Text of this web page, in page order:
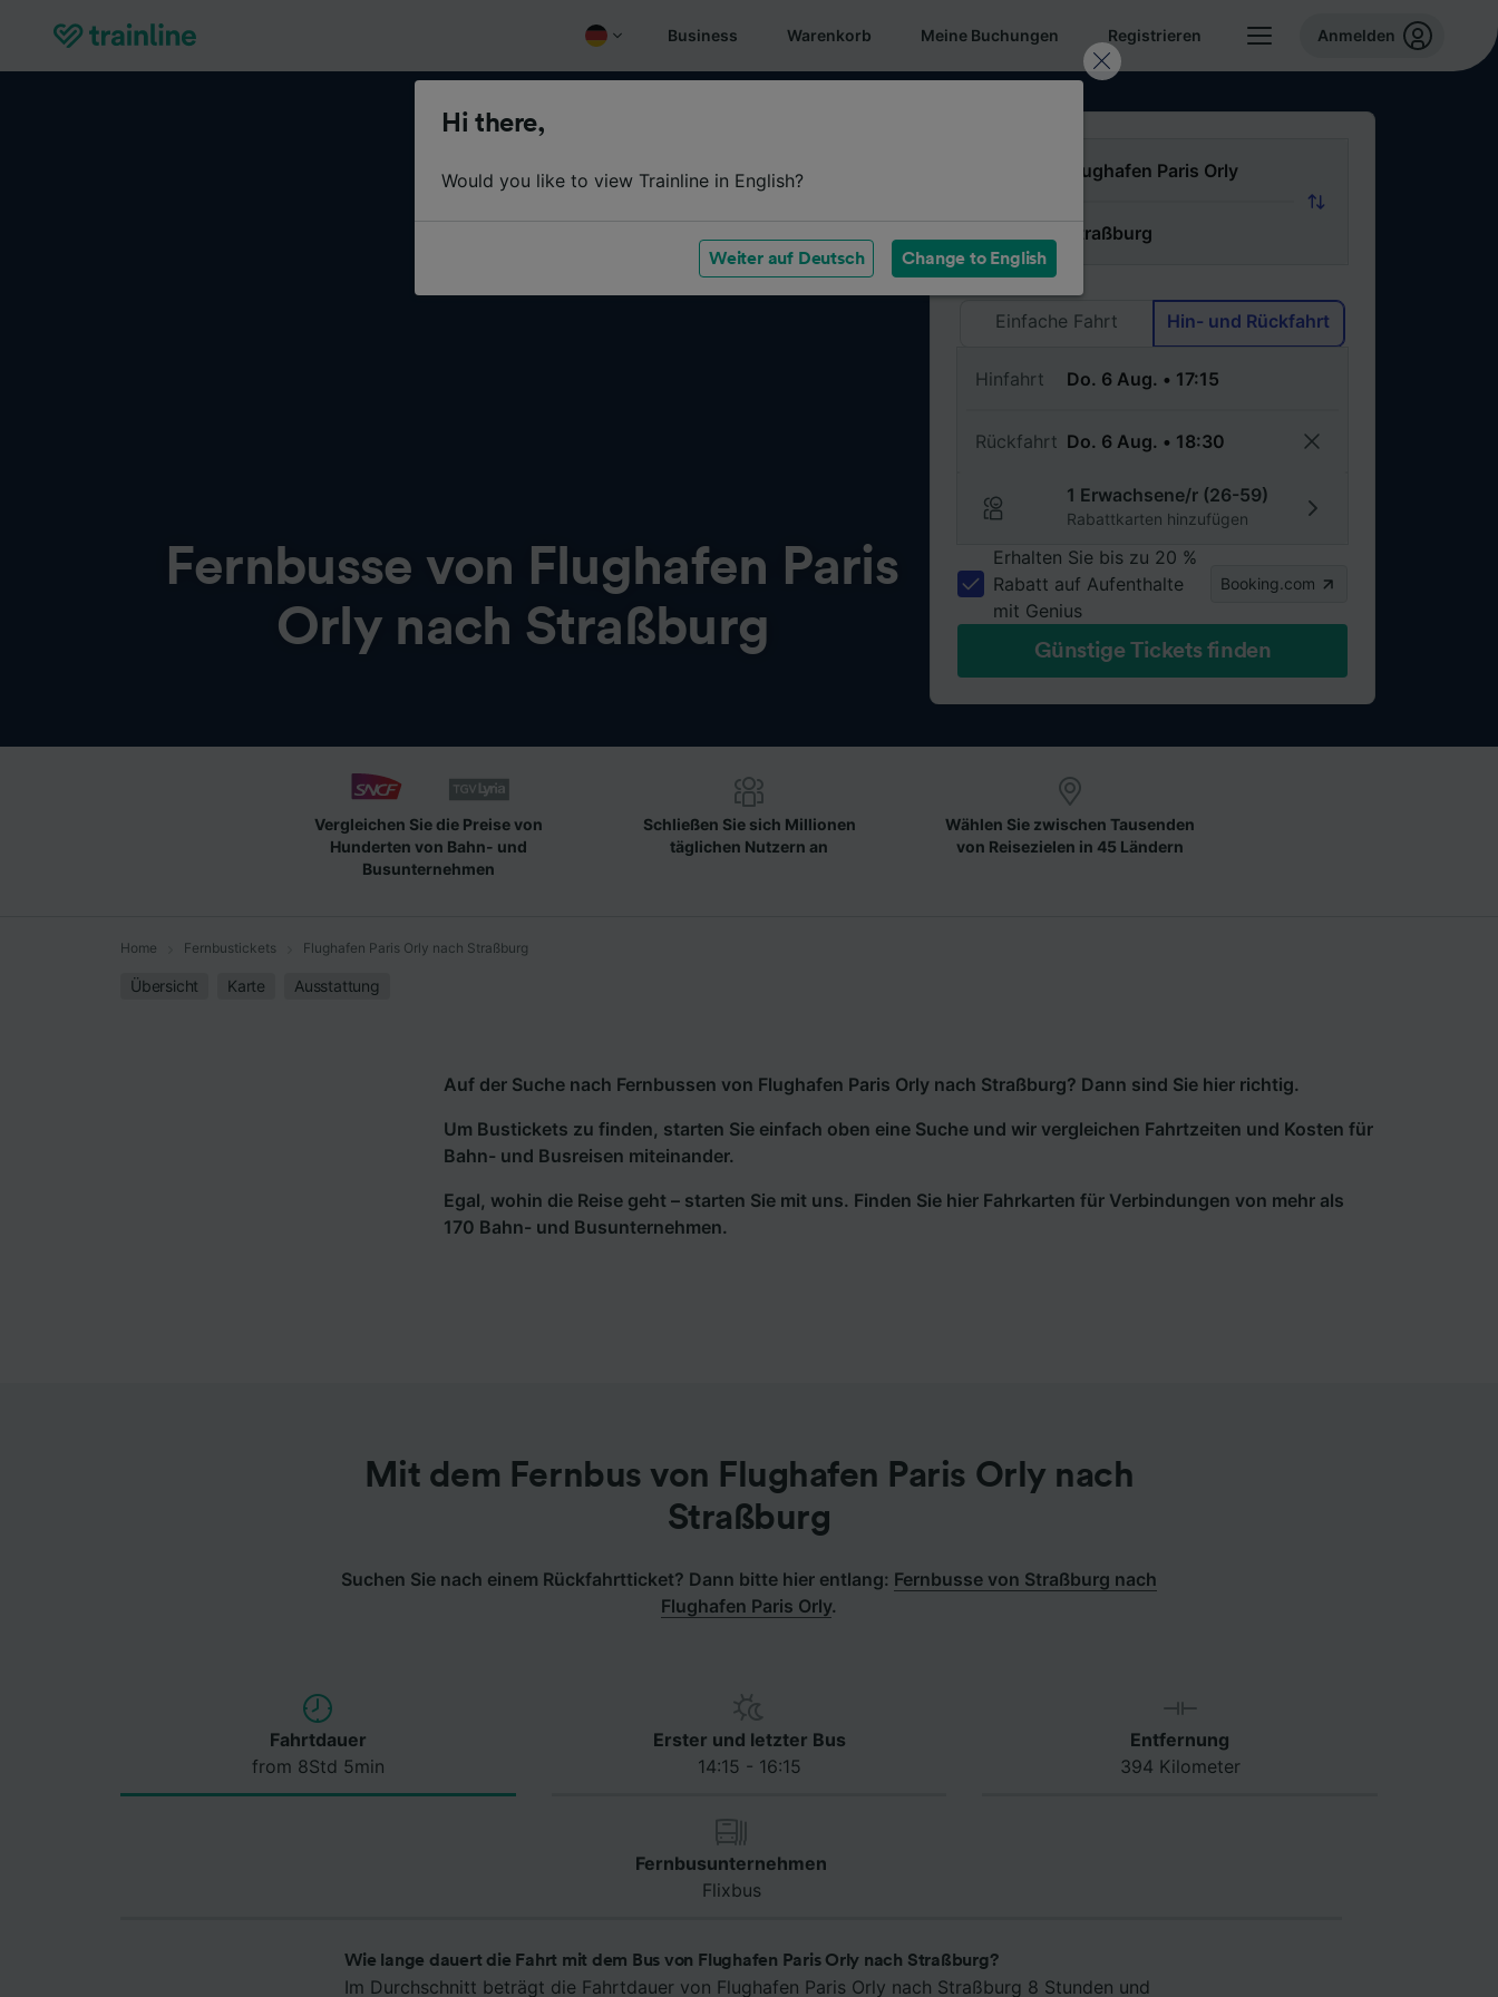
Business Warenkorb Meine Buchungen Registrieren Anmelden
Fernbusse von Flughafen Paris
Orly nach Straßburg
Via
Einfache Fahrt
Hin- und Rückfahrt
Hinfahrt
Rückfahrt
1 Erwachsene/r (26-59)
Rabattkarten hinzufügen
Erhalten Sie bis zu 20 %
Rabatt auf Aufenthalte
mit Genius
Booking.com
Günstige Tickets finden
Vergleichen Sie die Preise von
Hunderten von Bahn- und
Busunternehmen
Schließen Sie sich Millionen
täglichen Nutzern an
Wählen Sie zwischen Tausenden
von Reisezielen in 45 Ländern
Home Fernbustickets Flughafen Paris Orly nach Straßburg
Übersicht Karte Ausstattung
Auf der Suche nach Fernbussen von Flughafen Paris Orly nach Straßburg? Dann sind Sie hier richtig.
Um Bustickets zu finden, starten Sie einfach oben eine Suche und wir vergleichen Fahrtzeiten und Kosten für
Bahn- und Busreisen miteinander.
Egal, wohin die Reise geht – starten Sie mit uns. Finden Sie hier Fahrkarten für Verbindungen von mehr als
170 Bahn- und Busunternehmen.
Mit dem Fernbus von Flughafen Paris Orly nach
Straßburg
Suchen Sie nach einem Rückfahrtticket? Dann bitte hier entlang: Fernbusse von Straßburg nach
Flughafen Paris Orly.
Fahrtdauer
from 8Std 5min
Erster und letzter Bus
14:15 - 16:15
Entfernung
394 Kilometer
Fernbusunternehmen
Flixbus
Wie lange dauert die Fahrt mit dem Bus von Flughafen Paris Orly nach Straßburg?
Im Durchschnitt beträgt die Fahrtdauer von Flughafen Paris Orly nach Straßburg 8 Stunden und
Hi there,
Would you like to view Trainline in English?
Weiter auf Deutsch Change to English